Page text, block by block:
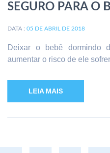
SEGURO PARA O
DATA : 05 DE ABRIL DE 2018
Deixar o bebê dormindo
aumentar o risco de ele
LEIA MAIS